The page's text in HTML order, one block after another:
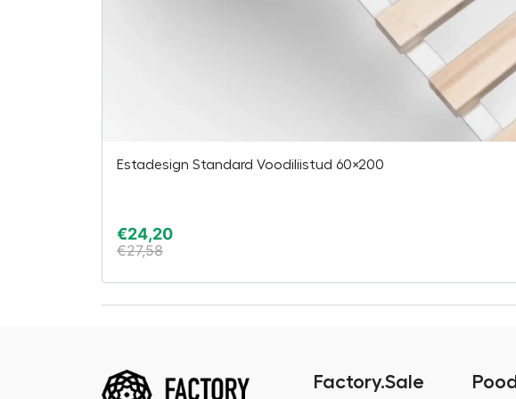
Estadesign Standard Voodiliistud 60×200
€24,20
€27,58
Factory.Sale Pood